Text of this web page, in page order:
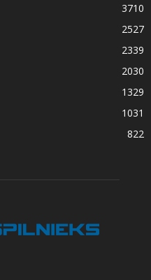
3710
2527
2339
2030
1329
1031
822